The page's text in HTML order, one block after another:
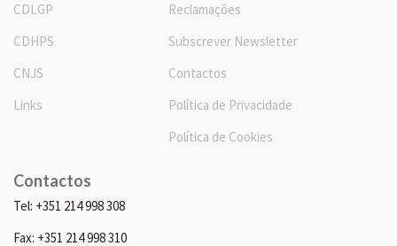
CDLGP
CDHPS
CNJS
Links
Reclamações
Subscrever Newsletter
Contactos
Política de Privacidade
Política de Cookies
Contactos
Tel: +351 214 998 308
Fax: +351 214 998 310